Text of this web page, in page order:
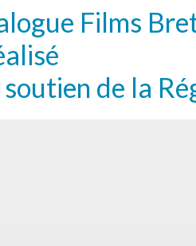
Films
de la